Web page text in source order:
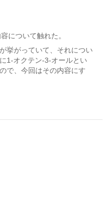
について触れた。
挙がっていて、それについ
1-オクテン-3-オールとい
で、今回はその内容にす